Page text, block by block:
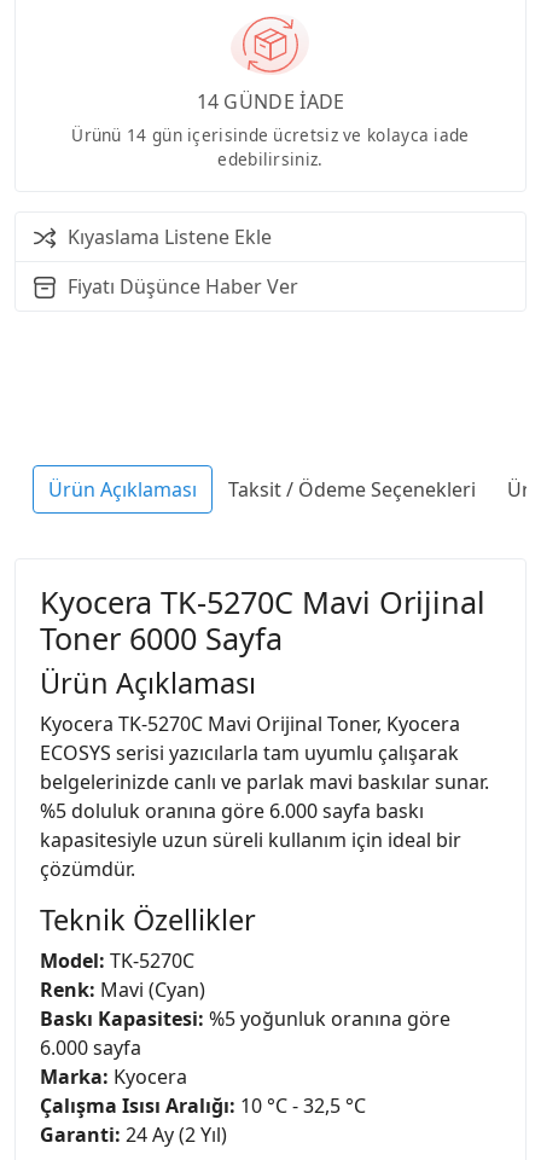
14 GÜNDE İADE
Ürünü 14 gün içerisinde ücretsiz ve kolayca iade
edebilirsiniz.
Kıyaslama Listene Ekle
Fiyatı Düşünce Haber Ver
Ürün Açıklaması Taksit / Ödeme Seçenekleri
Kyocera TK-5270C Mavi Orijinal
Toner 6000 Sayfa
Ürün Açıklaması
Kyocera TK-5270C Mavi Orijinal Toner, Kyocera
ECOSYS serisi yazıcılarla tam uyumlu çalışarak
belgelerinizde canlı ve parlak mavi baskılar sunar.
%5 doluluk oranına göre 6.000 sayfa baskı
kapasitesiyle uzun süreli kullanım için ideal bir
çözümdür.
Teknik Özellikler
Model: TK-5270C
Renk: Mavi (Cyan)
Baskı Kapasitesi: %5 yoğunluk oranına göre
6.000 sayfa
Marka: Kyocera
Çalışma Isısı Aralığı: 10 °C - 32,5 °C
Garanti: 24 Ay (2 Yıl)